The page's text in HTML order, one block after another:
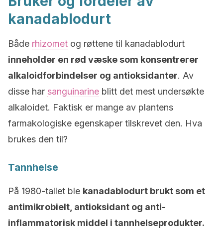
kanadablodurt
Både rhizomet og røttene til kanadablodurt
inneholder en rød væske som konsentrerer
alkaloidforbindelser og antioksidanter. Av
disse har sanguinarine blitt det mest undersøkte
alkaloidet. Faktisk er mange av plantens
farmakologiske egenskaper tilskrevet den. Hva
brukes den til?
Tannhelse
På 1980-tallet ble kanadablodurt brukt som et
antimikrobielt, antioksidant og anti-
inflammatorisk middel i tannhelseprodukter.